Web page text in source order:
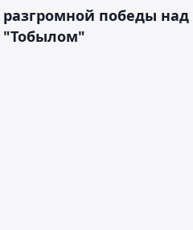
разгромной победы над
"Тобылом"